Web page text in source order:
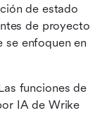
de estado
de proyecto
se enfoquen en
funciones de
IA de Wrike